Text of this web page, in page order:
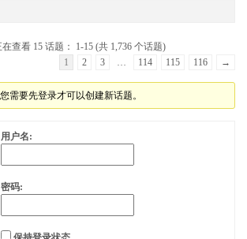
在查看 15 话题： 1-15 (共 1,736 个话题)
1
2 3 … 114 115 116 →
您需要先登录才可以创建新话题。
用户名:
密码: